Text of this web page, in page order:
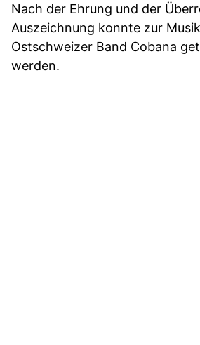
Nach der Ehrung und der
Auszeichnung konnte zur
Ostschweizer Band Cobana
werden.